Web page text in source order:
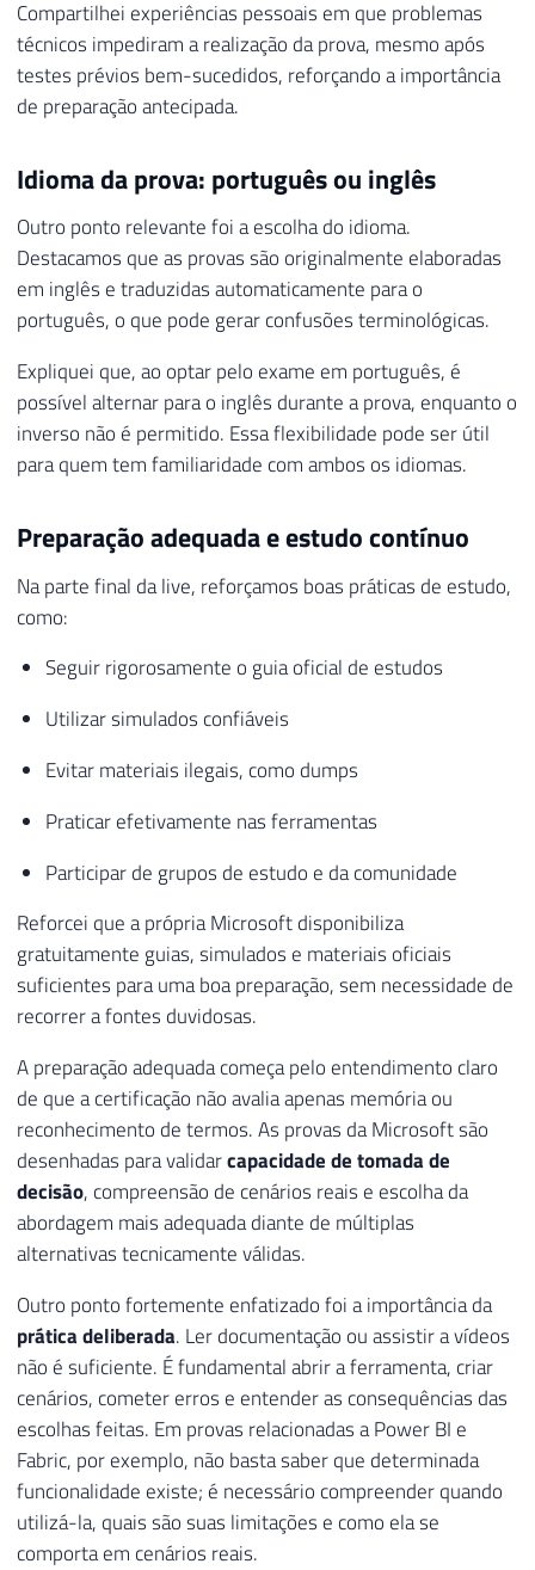
Compartilhei experiências pessoais em que problemas
técnicos impediram a realização da prova, mesmo após
testes prévios bem-sucedidos, reforçando a importância
de preparação antecipada.
Idioma da prova: português ou inglês
Outro ponto relevante foi a escolha do idioma.
Destacamos que as provas são originalmente elaboradas
em inglês e traduzidas automaticamente para o
português, o que pode gerar confusões terminológicas.
Expliquei que, ao optar pelo exame em português, é
possível alternar para o inglês durante a prova, enquanto o
inverso não é permitido. Essa flexibilidade pode ser útil
para quem tem familiaridade com ambos os idiomas.
Preparação adequada e estudo contínuo
Na parte final da live, reforçamos boas práticas de estudo,
como:
Seguir rigorosamente o guia oficial de estudos
Utilizar simulados confiáveis
Evitar materiais ilegais, como dumps
Praticar efetivamente nas ferramentas
Participar de grupos de estudo e da comunidade
Reforcei que a própria Microsoft disponibiliza
gratuitamente guias, simulados e materiais oficiais
suficientes para uma boa preparação, sem necessidade de
recorrer a fontes duvidosas.
A preparação adequada começa pelo entendimento claro
de que a certificação não avalia apenas memória ou
reconhecimento de termos. As provas da Microsoft são
desenhadas para validarcapacidade de tomada de
decisão, compreensão de cenários reais e escolha da
abordagem mais adequada diante de múltiplas
alternativas tecnicamente válidas.
Outro ponto fortemente enfatizado foi a importância da
prática deliberada. Ler documentação ou assistir a vídeos
não é suficiente. É fundamental abrir a ferramenta, criar
cenários, cometer erros e entender as consequências das
escolhas feitas. Em provas relacionadas a Power BI e
Fabric, por exemplo, não basta saber que determinada
funcionalidade existe; é necessário compreender quando
utilizá-la, quais são suas limitações e como ela se
comporta em cenários reais.